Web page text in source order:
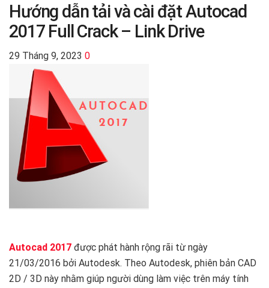
Hướng dẫn tải và cài đặt Autocad
2017 Full Crack – Link Drive
29 Tháng 9, 2023 0
Autocad 2017 được phát hành rộng rãi từ ngày
21/03/2016 bởi Autodesk. Theo Autodesk, phiên bản CAD
2D / 3D này nhằm giúp người dùng làm việc trên máy tính